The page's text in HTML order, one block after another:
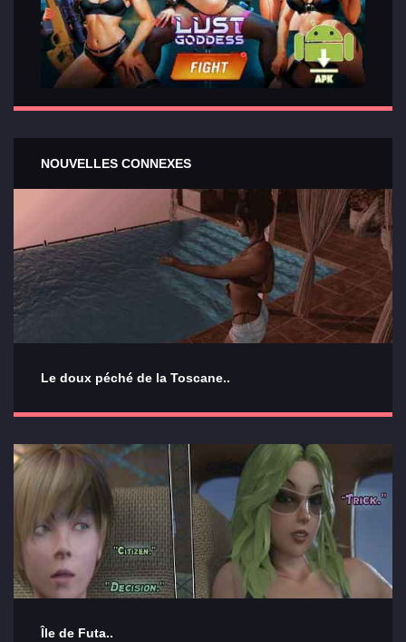
NOUVELLES CONNEXES
Le doux péché de la Toscane..
Île de Futa..